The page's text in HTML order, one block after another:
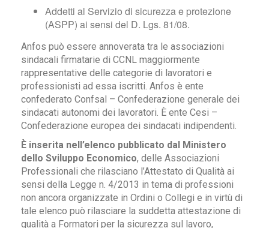
Addetti al Servizio di sicurezza e protezione
(ASPP) ai sensi del D. Lgs. 81/08.
Anfos può essere annoverata tra le associazioni
sindacali firmatarie di CCNL maggiormente
rappresentative delle categorie di lavoratori e
professionisti ad essa iscritti. Anfos è ente
confederato Confsal – Confederazione generale dei
sindacati autonomi dei lavoratori. È ente Cesi –
Confederazione europea dei sindacati indipendenti.
È inserita nell’elenco pubblicato dal Ministero
dello Sviluppo Economico, delle Associazioni
Professionali che rilasciano l’Attestato di Qualità ai
sensi della Legge n. 4/2013 in tema di professioni
non ancora organizzate in Ordini o Collegi e in virtù di
tale elenco può rilasciare la suddetta attestazione di
qualità a Formatori per la sicurezza sul lavoro,